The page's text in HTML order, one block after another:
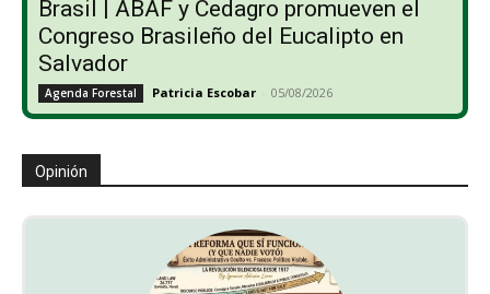
Brasil | ABAF y Cedagro promueven el
Congreso Brasileño del Eucalipto en
Salvador
Agenda Forestal Patricia Escobar - 05/08/2026
Opinión